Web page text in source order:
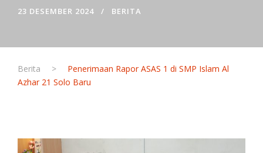
23 DESEMBER 2024 BERITA
Berita >
Penerimaan Rapor ASAS 1 di SMP Islam Al
Azhar 21 Solo Baru